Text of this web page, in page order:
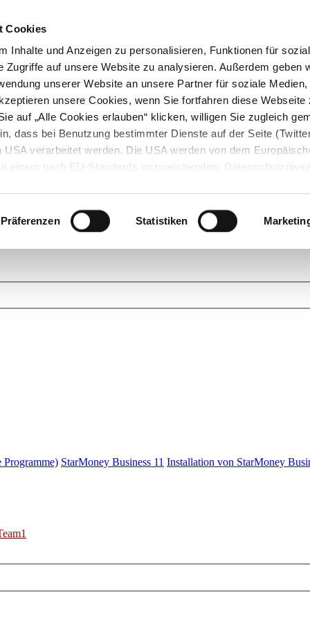
Cookies
Inhalte und Anzeigen zu personalisieren, Funktionen für
Zugriffe auf unsere Website zu analysieren. Außerdem geben
unserer Website an unsere Partner für soziale Medien,
unsere Cookies, wenn Sie fortfahren diese Webseite
auf „Alle Cookies erlauben“ klicken, willigen Sie zugleich
dass bei Benutzung bestimmter Dienste auf der Seite
USA verarbeitet werden. Die USA werden von dem
einem nach EU-Standards unzureichendem
Präferenzen Statistiken
Stellen Sie Ihre Fragen und helfen Sie mit Ihrem Wissen anderen
Programme) StarMoney Business 11 Installation von StarMoney